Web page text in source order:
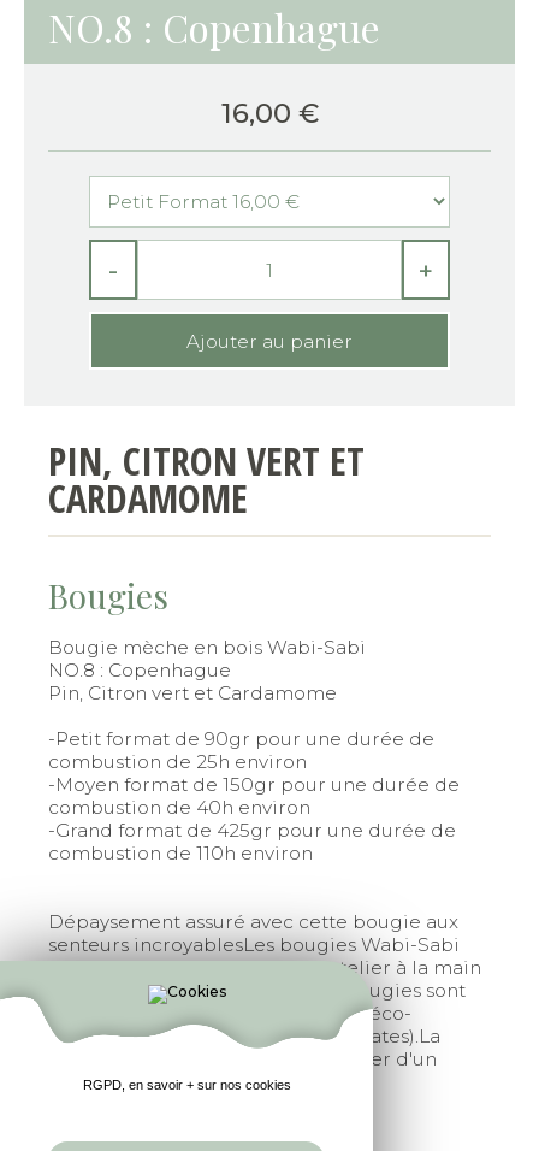
NO.8 : Copenhague
16,00 €
- +
PIN, CITRON VERT ET
CARDAMOME
Bougies
Bougie mèche en bois Wabi-Sabi
NO.8 : Copenhague
Pin, Citron vert et Cardamome
-Petit format de 90gr pour une durée de
combustion de 25h environ
-Moyen format de 150gr pour une durée de
combustion de 40h environ
-Grand format de 425gr pour une durée de
combustion de 110h environ
Dépaysement assuré avec cette bougie aux
senteurs incroyablesLes bougies Wabi-Sabi
sont fabriquées dans un petit atelier à la main
en Bretagne par un artisan.Ces bougies sont
fabriquées avec de la cire de soja éco-
responsable (sans OGM, sans phtalates).La
mèche est en bois pour vous assurer d'un
crépitement chaleureux.
RGPD, en savoir + sur nos cookies